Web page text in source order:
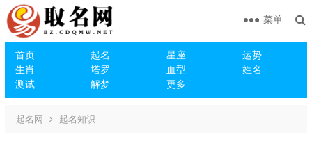
首页 起名 星座
运势
生肖
塔罗 血型
姓名
测试
解梦 更多
菜单
起名网 起名知识